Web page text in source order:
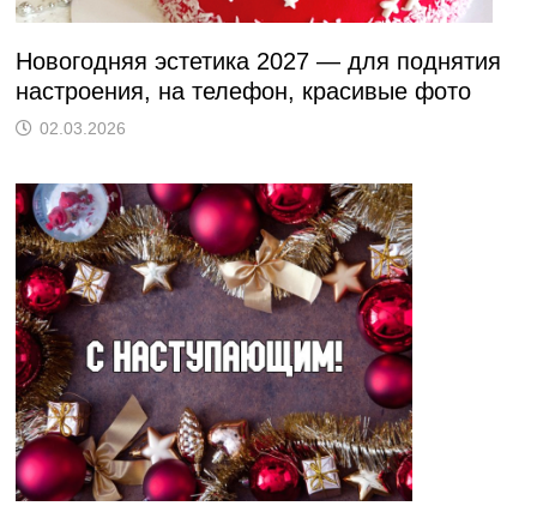
Новогодняя эстетика 2027 — для поднятия
настроения, на телефон, красивые фото
02.03.2026